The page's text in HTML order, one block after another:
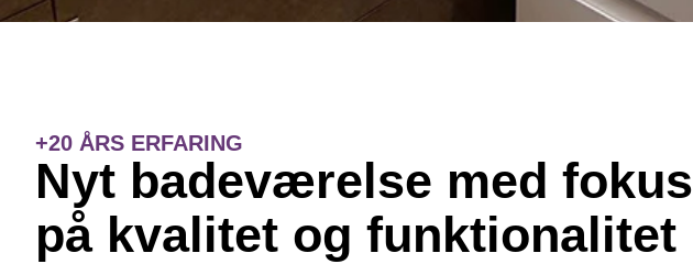
+20 ÅRS ERFARING
Nyt badeværelse med fokus
på kvalitet og funktionalitet